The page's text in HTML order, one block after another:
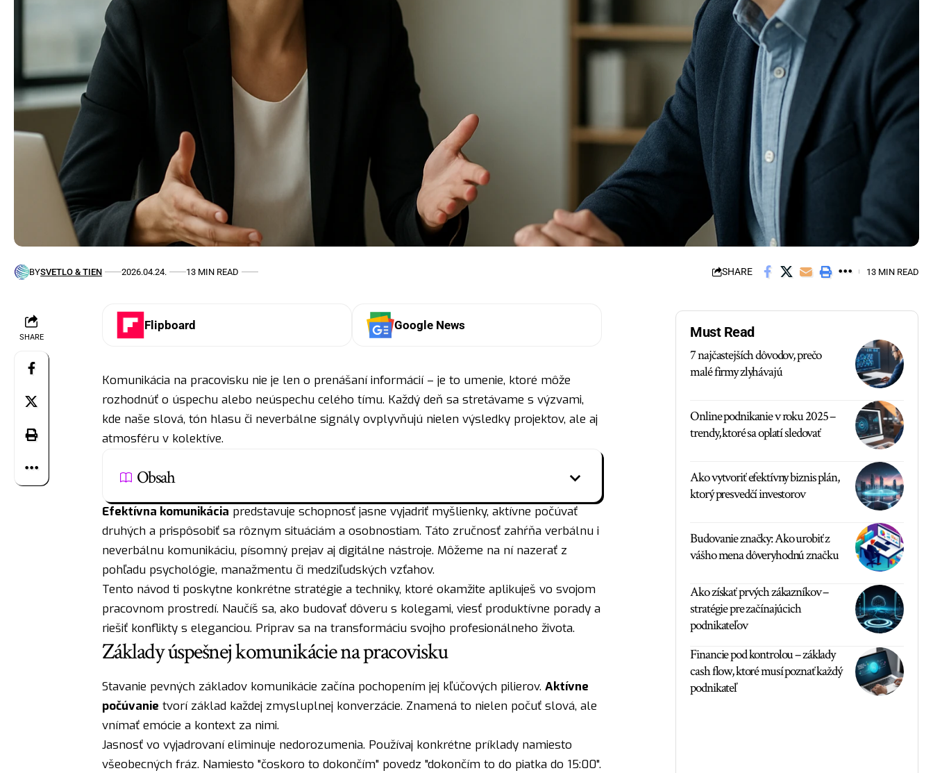
BYSVETLO & TIEN 2026.04.24. 13 MIN READ SHARE 13 MIN READ
SHARE
Flipboard Google News
Komunikácia na pracovisku nie je len o prenášaní informácií – je to umenie, ktoré môže
rozhodnúť o úspechu alebo neúspechu celého tímu. Každý deň sa stretávame s výzvami,
kde naše slová, tón hlasu či neverbálne signály ovplyvňujú nielen výsledky projektov, ale aj
atmosféru v kolektíve.
Obsah
Efektívna komunikácia predstavuje schopnosť jasne vyjadriť myšlienky, aktívne počúvať
druhých a prispôsobiť sa rôznym situáciám a osobnostiam. Táto zručnosť zahŕňa verbálnu i
neverbálnu komunikáciu, písomný prejav aj digitálne nástroje. Môžeme na ní nazerať z
pohľadu psychológie, manažmentu či medziľudských vzťahov.
Tento návod ti poskytne konkrétne stratégie a techniky, ktoré okamžite aplikuješ vo svojom
pracovnom prostredí. Naučíš sa, ako budovať dôveru s kolegami, viesť produktívne porady a
riešiť konflikty s eleganciou. Priprav sa na transformáciu svojho profesionálneho života.
Základy úspešnej komunikácie na pracovisku
Stavanie pevných základov komunikácie začína pochopením jej kľúčových pilierov. Aktívne
počúvanie tvorí základ každej zmysluplnej konverzácie. Znamená to nielen počuť slová, ale
vnímať emócie a kontext za nimi.
Jasnosť vo vyjadrovaní eliminuje nedorozumenia. Používaj konkrétne príklady namiesto
všeobecných fráz. Namiesto "čoskoro to dokončím" povedz "dokončím to do piatka do 15:00".
Must Read
7 najčastejších dôvodov, prečo
malé firmy zlyhávajú
Online podnikanie v roku 2025 –
trendy, ktoré sa oplatí sledovať
Ako vytvoriť efektívny biznis plán,
ktorý presvedčí investorov
Budovanie značky: Ako urobiť z
vášho mena dôveryhodnú značku
Ako získať prvých zákazníkov –
stratégie pre začínajúcich
podnikateľov
Financie pod kontrolou – základy
cash flow, ktoré musí poznať každý
podnikateľ